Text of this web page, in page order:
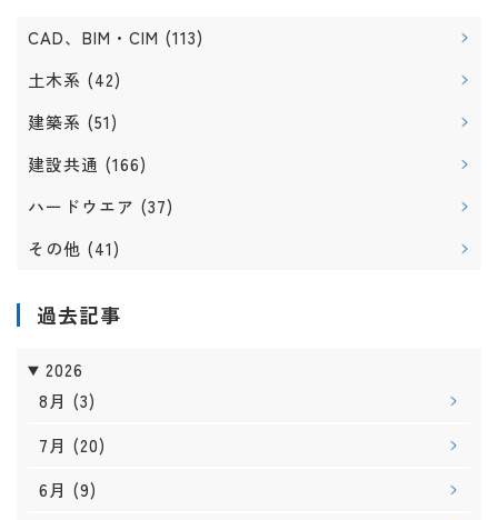
CAD、BIM・CIM (113)
土木系 (42)
建築系 (51)
建設共通 (166)
ハードウエア (37)
その他 (41)
過去記事
2026
8月 (3)
7月 (20)
6月 (9)